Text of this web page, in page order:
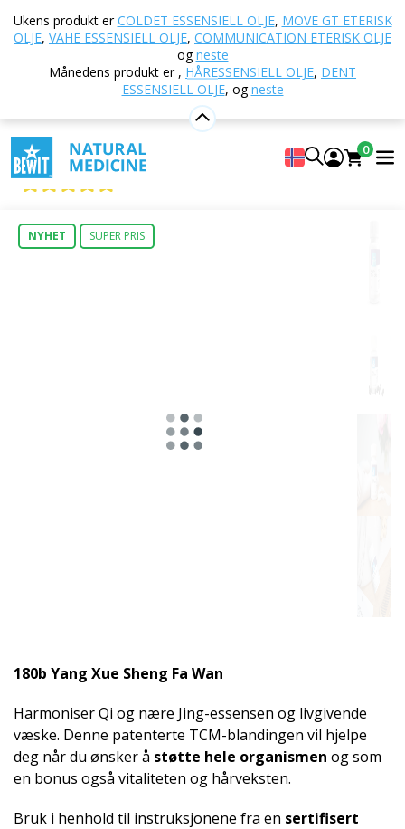
Ukens produkt erCOLDET ESSENSIELL OLJE, MOVE GT ETERISK
OLJE, VAHE ESSENSIELL OLJE, COMMUNICATION ETERISK OLJE
ogneste
Månedens produkt er , HÅRESSENSIELL OLJE, DENT
ESSENSIELL OLJE, ogneste
0
Hjem E-butikk
180b - Hår
Hair
5
NYHET SUPER PRIS
180b Yang Xue Sheng Fa Wan
Harmoniser Qi og nære Jing-essensen og livgivende
væske. Denne patenterte TCM-blandingen vil hjelpe
deg når du ønsker å støtte hele organismen og som
en bonus også vitaliteten og hårveksten.
Bruk i henhold til instruksjonene fra en sertifisert